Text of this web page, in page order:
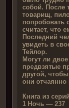
собой. После
товарищ,
попробовать
считает, что
Последний
увидеть в
Тейлор.
Могут ли
предвзятые
другой,
они отчаянно
Книга из
1 Ночь — 237